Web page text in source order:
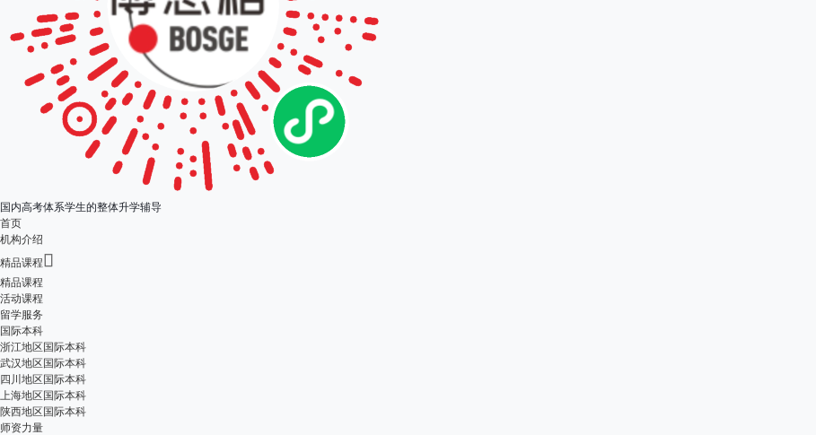
国内高考体系学生的整体升学辅导
首页
机构介绍
精品课程
精品课程
活动课程
留学服务
国际本科
浙江地区国际本科
武汉地区国际本科
四川地区国际本科
上海地区国际本科
陕西地区国际本科
师资力量